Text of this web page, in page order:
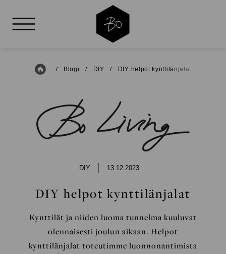
AVAA VALIKKO
Etusivu
/ Blogi / DIY / DIY helpot kynttilänjalat
BO
LIVING
DIY 13.12.2023
DIY helpot kynttilänjalat
Kynttilät ja niiden luoma tunnelma kuuluvat
olennaisesti joulun aikaan. Helpot
kynttilänjalat toteutimme luonnonantimista